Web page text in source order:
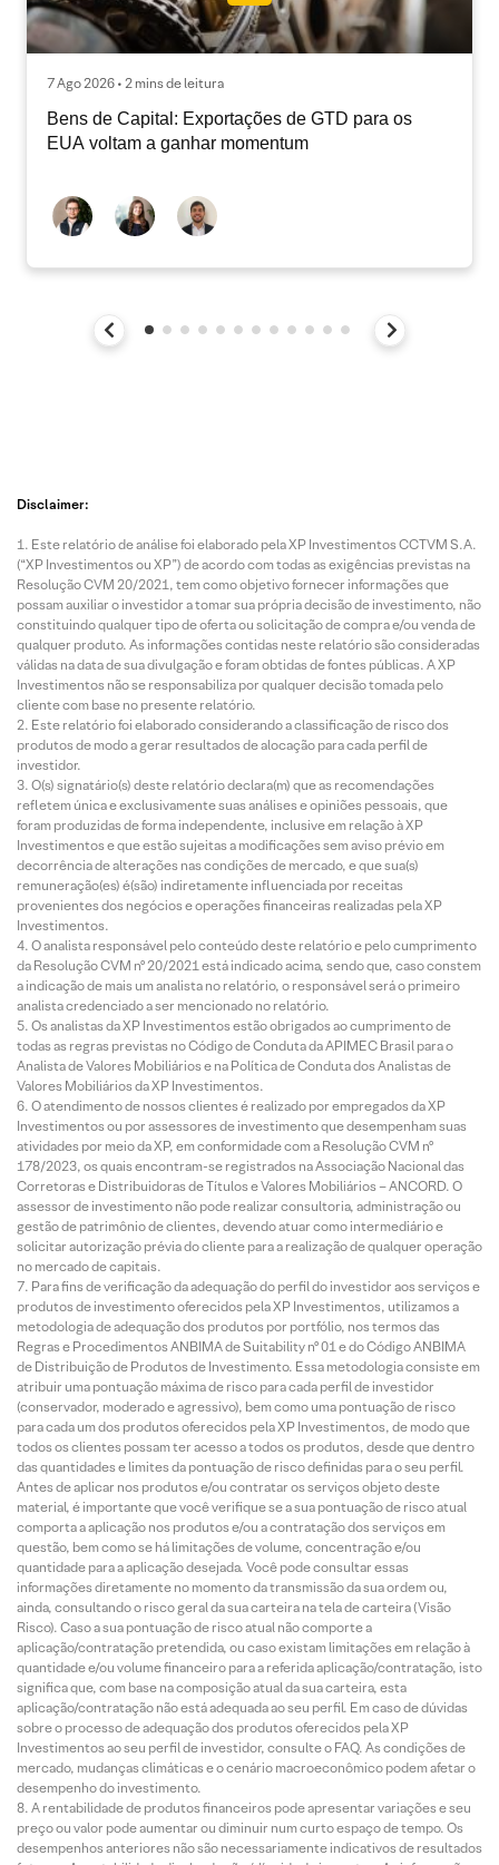
7 Ago 2026 • 2 mins de leitura
Bens de Capital: Exportações de GTD para os
EUA voltam a ganhar momentum
Disclaimer:
Este relatório de análise foi elaborado pela XP Investimentos CCTVM S.A.
(“XP Investimentos ou XP”) de acordo com todas as exigências previstas na
Resolução CVM 20/2021, tem como objetivo fornecer informações que
possam auxiliar o investidor a tomar sua própria decisão de investimento, não
constituindo qualquer tipo de oferta ou solicitação de compra e/ou venda de
qualquer produto. As informações contidas neste relatório são consideradas
válidas na data de sua divulgação e foram obtidas de fontes públicas. A XP
Investimentos não se responsabiliza por qualquer decisão tomada pelo
cliente com base no presente relatório.
Este relatório foi elaborado considerando a classificação de risco dos
produtos de modo a gerar resultados de alocação para cada perfil de
investidor.
O(s) signatário(s) deste relatório declara(m) que as recomendações
refletem única e exclusivamente suas análises e opiniões pessoais, que
foram produzidas de forma independente, inclusive em relação à XP
Investimentos e que estão sujeitas a modificações sem aviso prévio em
decorrência de alterações nas condições de mercado, e que sua(s)
remuneração(es) é(são) indiretamente influenciada por receitas
provenientes dos negócios e operações financeiras realizadas pela XP
Investimentos.
O analista responsável pelo conteúdo deste relatório e pelo cumprimento
da Resolução CVM nº 20/2021 está indicado acima, sendo que, caso constem
a indicação de mais um analista no relatório, o responsável será o primeiro
analista credenciado a ser mencionado no relatório.
Os analistas da XP Investimentos estão obrigados ao cumprimento de
todas as regras previstas no Código de Conduta da APIMEC Brasil para o
Analista de Valores Mobiliários e na Política de Conduta dos Analistas de
Valores Mobiliários da XP Investimentos.
O atendimento de nossos clientes é realizado por empregados da XP
Investimentos ou por assessores de investimento que desempenham suas
atividades por meio da XP, em conformidade com a Resolução CVM nº
178/2023, os quais encontram-se registrados na Associação Nacional das
Corretoras e Distribuidoras de Títulos e Valores Mobiliários – ANCORD. O
assessor de investimento não pode realizar consultoria, administração ou
gestão de patrimônio de clientes, devendo atuar como intermediário e
solicitar autorização prévia do cliente para a realização de qualquer operação
no mercado de capitais.
Para fins de verificação da adequação do perfil do investidor aos serviços e
produtos de investimento oferecidos pela XP Investimentos, utilizamos a
metodologia de adequação dos produtos por portfólio, nos termos das
Regras e Procedimentos ANBIMA de Suitability nº 01 e do Código ANBIMA
de Distribuição de Produtos de Investimento. Essa metodologia consiste em
atribuir uma pontuação máxima de risco para cada perfil de investidor
(conservador, moderado e agressivo), bem como uma pontuação de risco
para cada um dos produtos oferecidos pela XP Investimentos, de modo que
todos os clientes possam ter acesso a todos os produtos, desde que dentro
das quantidades e limites da pontuação de risco definidas para o seu perfil.
Antes de aplicar nos produtos e/ou contratar os serviços objeto deste
material, é importante que você verifique se a sua pontuação de risco atual
comporta a aplicação nos produtos e/ou a contratação dos serviços em
questão, bem como se há limitações de volume, concentração e/ou
quantidade para a aplicação desejada. Você pode consultar essas
informações diretamente no momento da transmissão da sua ordem ou,
ainda, consultando o risco geral da sua carteira na tela de carteira (Visão
Risco). Caso a sua pontuação de risco atual não comporte a
aplicação/contratação pretendida, ou caso existam limitações em relação à
quantidade e/ou volume financeiro para a referida aplicação/contratação, isto
significa que, com base na composição atual da sua carteira, esta
aplicação/contratação não está adequada ao seu perfil. Em caso de dúvidas
sobre o processo de adequação dos produtos oferecidos pela XP
Investimentos ao seu perfil de investidor, consulte o FAQ. As condições de
mercado, mudanças climáticas e o cenário macroeconômico podem afetar o
desempenho do investimento.
A rentabilidade de produtos financeiros pode apresentar variações e seu
preço ou valor pode aumentar ou diminuir num curto espaço de tempo. Os
desempenhos anteriores não são necessariamente indicativos de resultados